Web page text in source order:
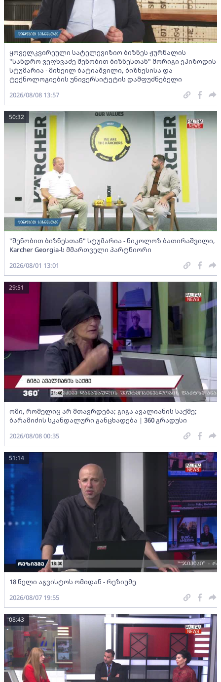
ყოველკვირეული სატელევიზიო ბიზნეს ჟურნალის
"სანდრო ვეფხვაძე შენობით ბიზნესთან" მორიგი ეპიზოდის
სტუმარია - მიხეილ ბატიაშვილი, ბიზნესისა და
ტექნოლოგიების უნივერსიტეტის დამფუძნებელი
2026/08/08 13:57
"შენობით ბიზნესთან" სტუმარია - ნიკოლოზ ბათირაშვილი,
Karcher Georgia-ს მმართველი პარტნიორი
50:32
2026/08/01 13:01
ომი, რომელიც არ მთავრდება; გიგა ავალიანის საქმე;
ბარამიძის სკანდალური განცხადება | 360 გრადუსი
29:51
2026/08/08 00:35
18 წელი აგვისტოს ომიდან - რეზიუმე
51:14
2026/08/07 19:55
08:43